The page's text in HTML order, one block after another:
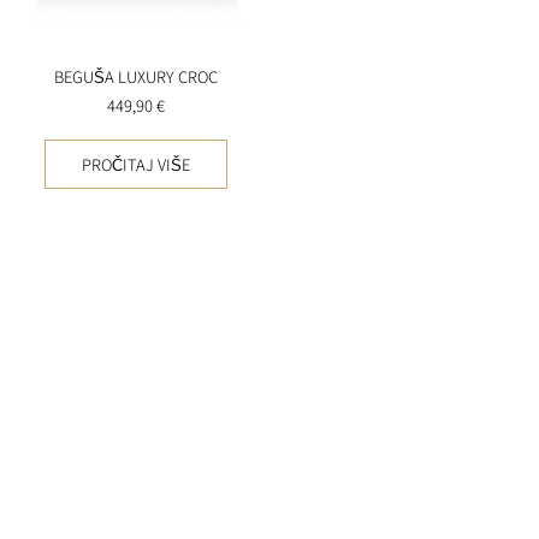
BEGUŠA LUXURY CROC
449,90€
PROČITAJ VIŠE